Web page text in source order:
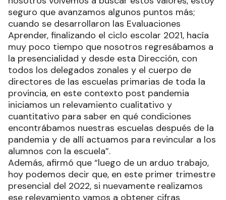
seguro que avanzamos algunos puntos más;
cuando se desarrollaron las Evaluaciones
Aprender, finalizando el ciclo escolar 2021, hacía
muy poco tiempo que nosotros regresábamos a
la presencialidad y desde esta Dirección, con
todos los delegados zonales y el cuerpo de
directores de las escuelas primarias de toda la
provincia, en este contexto post pandemia
iniciamos un relevamiento cualitativo y
cuantitativo para saber en qué condiciones
encontrábamos nuestras escuelas después de la
pandemia y de allí actuamos para revincular a los
alumnos con la escuela”.
Además, afirmó que “luego de un arduo trabajo,
hoy podemos decir que, en este primer trimestre
presencial del 2022, si nuevamente realizamos
ese relevamiento vamos a obtener cifras